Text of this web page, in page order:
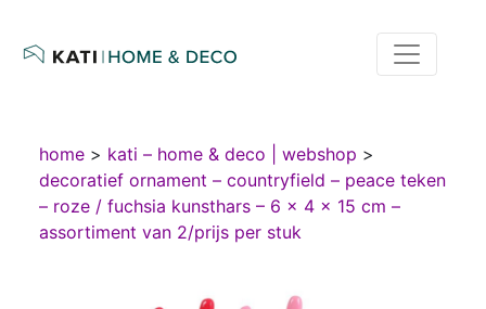
home > kati – home & deco | webshop >
decoratief ornament – countryfield – peace teken
– roze / fuchsia kunsthars – 6 × 4 × 15 cm –
assortiment van 2/prijs per stuk